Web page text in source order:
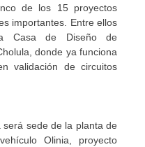
de los 15 proyectos
importantes. Entre ellos
Casa de Diseño de
donde ya funciona
validación de circuitos
sede de la planta de
Olinia, proyecto